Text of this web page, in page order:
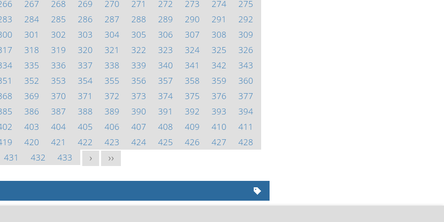
267 268 269 270 271 272 273 274
275
284 285 286 287 288 289 290 291
292
301 302 303 304 305 306 307 308
309
318 319 320 321 322 323 324 325
326
335 336 337 338 339 340 341 342
343
352 353 354 355 356 357 358 359
360
369 370 371 372 373 374 375 376
377
386 387 388 389 390 391 392 393
394
403 404 405 406 407 408 409 410
411
420 421 422 423 424 425 426 427
428
431
432 433 > >>